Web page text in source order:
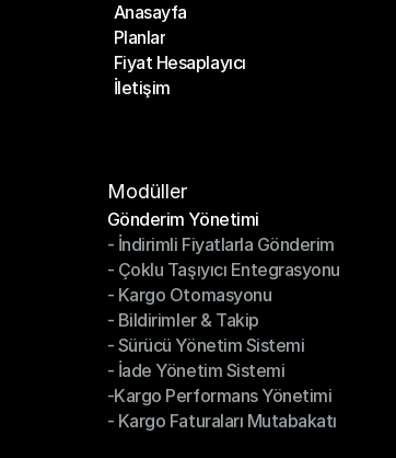
Anasayfa
Anasayfa
Planlar
Planlar
Fiyat Hesaplayıcı
Fiyat Hesaplayıcı
İletişim
Modüller
Gönderim Yönetimi
Gönderim Yönetimi
- İndirimli Fiyatlarla Gönderim
- İndirimli Fiyatlarla Gönderim
- Çoklu Taşıyıcı Entegrasyonu
- Çoklu Taşıyıcı Entegrasyonu
- Kargo Otomasyonu
- Kargo Otomasyonu
- Bildirimler & Takip
- Bildirimler & Takip
- Sürücü Yönetim Sistemi
- Sürücü Yönetim Sistemi
- İade Yönetim Sistemi
- İade Yönetim Sistemi
-Kargo Performans Yönetimi
-Kargo Performans Yönetimi
- Kargo Faturaları Mutabakatı